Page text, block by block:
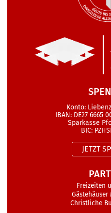
Konto:
IBAN: DE27 6665
Sparkasse
BIC:
JETZT
Freizeiten
Christliche